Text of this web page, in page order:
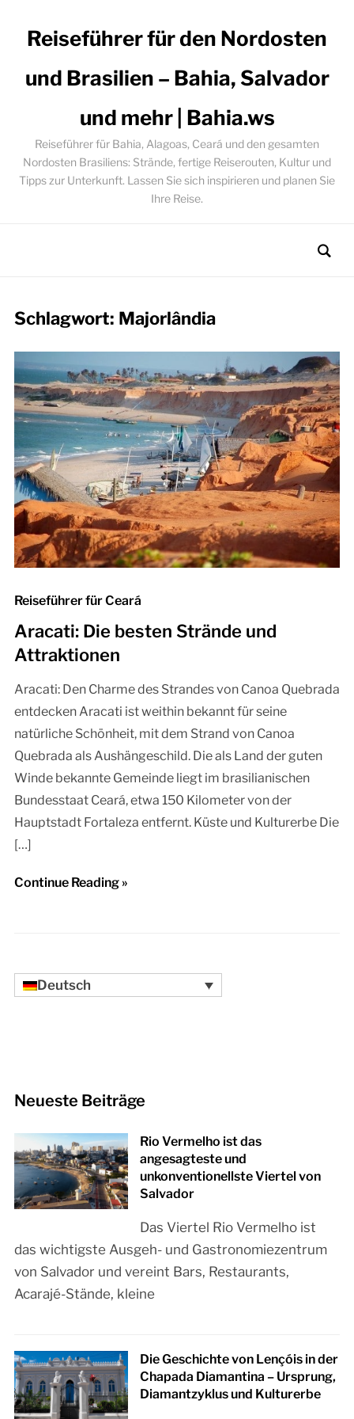
Reiseführer für den Nordosten
und Brasilien – Bahia, Salvador
und mehr | Bahia.ws
Reiseführer für Bahia, Alagoas, Ceará und den gesamten
Nordosten Brasiliens: Strände, fertige Reiserouten, Kultur und
Tipps zur Unterkunft. Lassen Sie sich inspirieren und planen Sie
Ihre Reise.
Schlagwort: Majorlândia
Reiseführer für Ceará
Aracati: Die besten Strände und
Attraktionen
Aracati: Den Charme des Strandes von Canoa Quebrada
entdecken Aracati ist weithin bekannt für seine
natürliche Schönheit, mit dem Strand von Canoa
Quebrada als Aushängeschild. Die als Land der guten
Winde bekannte Gemeinde liegt im brasilianischen
Bundesstaat Ceará, etwa 150 Kilometer von der
Hauptstadt Fortaleza entfernt. Küste und Kulturerbe Die
[…]
Continue Reading »
Deutsch
Neueste Beiträge
Rio Vermelho ist das
angesagteste und
unkonventionellste Viertel von
Salvador
Das Viertel Rio Vermelho ist
das wichtigste Ausgeh- und Gastronomiezentrum
von Salvador und vereint Bars, Restaurants,
Acarajé-Stände, kleine
Die Geschichte von Lençóis in der
Chapada Diamantina – Ursprung,
Diamantzyklus und Kulturerbe